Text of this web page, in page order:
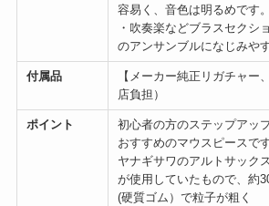
容易く、音色は明るめです。
・吹奏楽などブラスセクシ
のアンサンブルになじみや
付属品
【メーカー純正リガチャー
店負担）
ポイント
初心者の方のステップアッ
おすすめのマウスピースです
ヤナギサワのアルトサック
が使用していたもので、約
(硬質ゴム）で粒子が粗く